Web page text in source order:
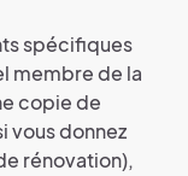
spécifiques
membre de la
copie de
vous donnez
rénovation),